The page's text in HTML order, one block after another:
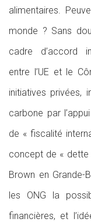
alimentaires.
monde ? Sans
cadre d’accord
entre l’UE et le
initiatives privées,
carbone par
de « fiscalité
concept de «
Brown en
les ONG la
financières, et